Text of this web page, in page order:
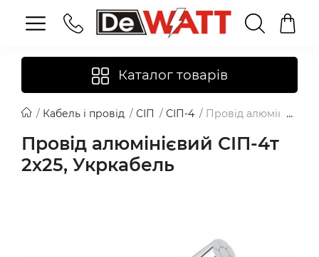
Каталог товарів
Кабель і провід СІП СІП-4 Провід алюмінієвий
Провід алюмінієвий СІП-4т
2х25, Укркабель